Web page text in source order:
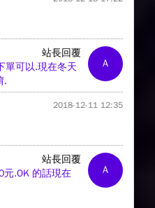
A
站長回覆
單可以.現在冬天
.
2018-12-11 12:35
A
站長回覆
元.OK 的話現在